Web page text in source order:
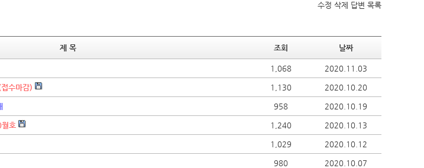
수정 삭제 답변 목록
제 목 조회 날짜
1,068 2020.11.03
수마감) 1,130 2020.10.20
958 2020.10.19
호 1,240 2020.10.13
1,029 2020.10.12
980 2020.10.07